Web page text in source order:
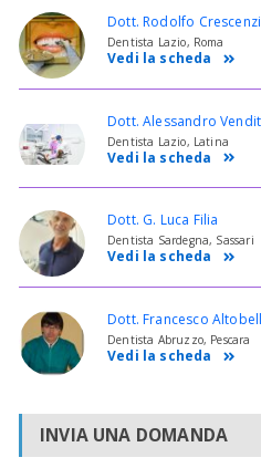
Dott. Rodolfo Crescenzi
Dentista Lazio, Roma
Vedi la scheda
Dott. Alessandro
Dentista Lazio, Latina
Vedi la scheda
Dott. G. Luca Filia
Dentista Sardegna, Sassari
Vedi la scheda
Dott. Francesco
Dentista Abruzzo, Pescara
Vedi la scheda
INVIA UNA DOMANDA